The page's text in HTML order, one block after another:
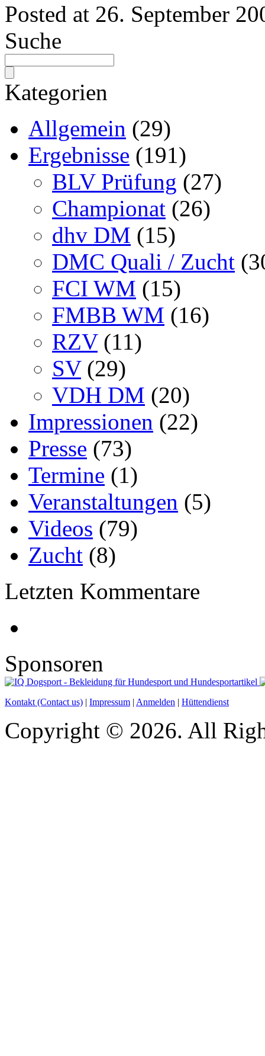
Posted at 26. September
Suche
Kategorien
Allgemein (29)
Ergebnisse (191)
BLV Prüfung (27)
Championat (26)
dhv DM (15)
DMC Quali / Zucht
FCI WM (15)
FMBB WM (16)
RZV(11)
SV(29)
VDH DM (20)
Impressionen (22)
Presse (73)
Termine (1)
Veranstaltungen (5)
Videos (79)
Zucht (8)
Letzten Kommentare
Sponsoren
Kontakt (Contact us) | Impressum | Anmelden | Hüttendienst
Copyright © 2026. All